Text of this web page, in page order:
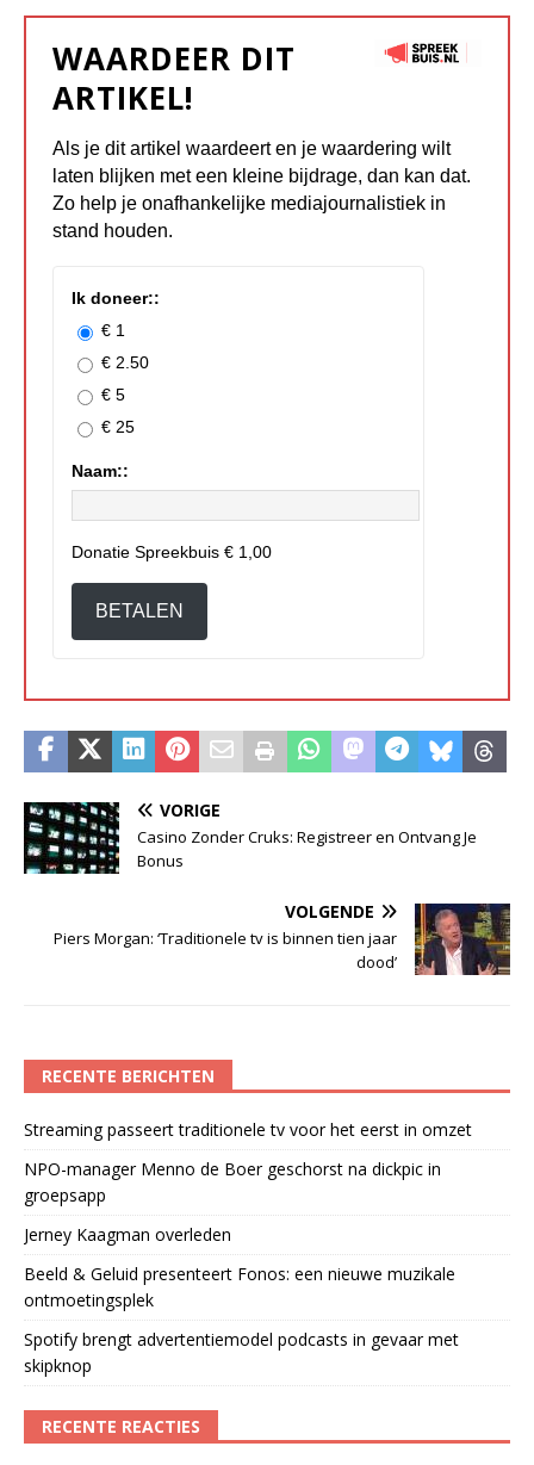
WAARDEER DIT
ARTIKEL!
Als je dit artikel waardeert en je waardering wilt
laten blijken met een kleine bijdrage, dan kan dat.
Zo help je onafhankelijke mediajournalistiek in
stand houden.
Ik doneer::
€ 1
€ 2.50
€ 5
€ 25
Naam::
Donatie Spreekbuis € 1,00
BETALEN
VORIGE
Casino Zonder Cruks: Registreer en Ontvang Je
Bonus
VOLGENDE
Piers Morgan: ‘Traditionele tv is binnen tien jaar
dood’
RECENTE BERICHTEN
Streaming passeert traditionele tv voor het eerst in omzet
NPO-manager Menno de Boer geschorst na dickpic in
groepsapp
Jerney Kaagman overleden
Beeld & Geluid presenteert Fonos: een nieuwe muzikale
ontmoetingsplek
Spotify brengt advertentiemodel podcasts in gevaar met
skipknop
RECENTE REACTIES